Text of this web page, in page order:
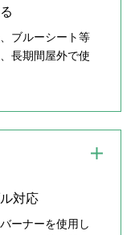
ブルーシート等
長期間屋外で使
対応
ーナーを使用し